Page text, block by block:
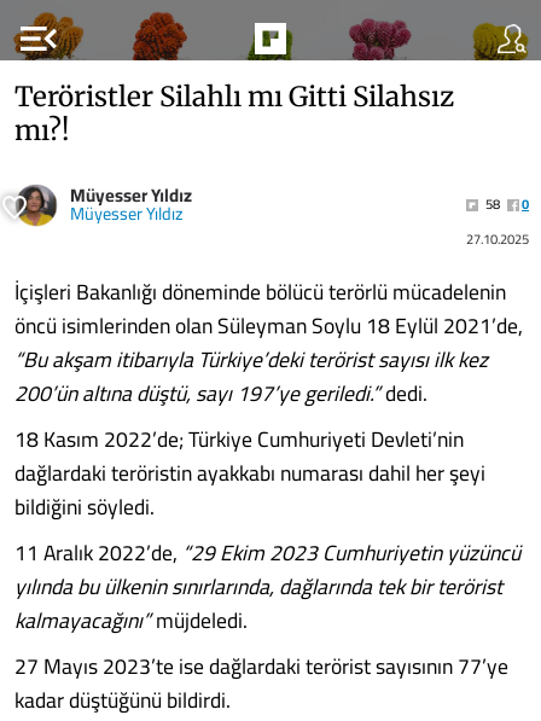
menu_open
Teröristler Silahlı mı Gitti Silahsız
mı?!
Müyesser Yıldız
Müyesser Yıldız 58
0
27.10.2025
İçişleri Bakanlığı döneminde bölücü terörlü mücadelenin
öncü isimlerinden olan Süleyman Soylu 18 Eylül 2021’de,
“Bu akşam itibarıyla Türkiye’deki terörist sayısı ilk kez
200’ün altına düştü, sayı 197’ye geriledi.”dedi.
18 Kasım 2022’de; Türkiye Cumhuriyeti Devleti’nin
dağlardaki teröristin ayakkabı numarası dahil her şeyi
bildiğini söyledi.
11 Aralık 2022’de, “29 Ekim 2023 Cumhuriyetin yüzüncü
yılında bu ülkenin sınırlarında, dağlarında tek bir terörist
kalmayacağını”müjdeledi.
27 Mayıs 2023’te ise dağlardaki terörist sayısının 77’ye
kadar düştüğünü bildirdi.